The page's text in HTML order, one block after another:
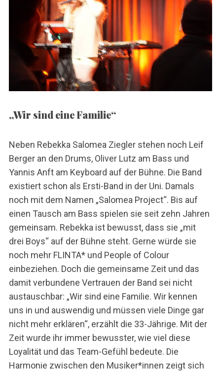
„Wir sind eine Familie“
Neben Rebekka Salomea Ziegler stehen noch Leif
Berger an den Drums, Oliver Lutz am Bass und
Yannis Anft am Keyboard auf der Bühne. Die Band
existiert schon als Ersti-Band in der Uni. Damals
noch mit dem Namen „Salomea Project“. Bis auf
einen Tausch am Bass spielen sie seit zehn Jahren
gemeinsam. Rebekka ist bewusst, dass sie „mit
drei Boys“ auf der Bühne steht. Gerne würde sie
noch mehr FLINTA* und People of Colour
einbeziehen. Doch die gemeinsame Zeit und das
damit verbundene Vertrauen der Band sei nicht
austauschbar: „Wir sind eine Familie. Wir kennen
uns in und auswendig und müssen viele Dinge gar
nicht mehr erklären“, erzählt die 33-Jährige. Mit der
Zeit wurde ihr immer bewusster, wie viel diese
Loyalität und das Team-Gefühl bedeute. Die
Harmonie zwischen den Musiker*innen zeigt sich